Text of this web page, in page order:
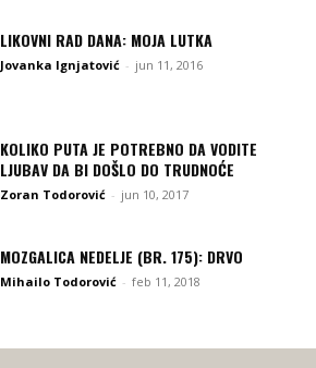
LIKOVNI RAD DANA: MOJA LUTKA
Jovanka Ignjatović - jun 11, 2016
KOLIKO PUTA JE POTREBNO DA VODITE
LJUBAV DA BI DOŠLO DO TRUDNOĆE
Zoran Todorović - jun 10, 2017
MOZGALICA NEDELJE (BR. 175): DRVO
Mihailo Todorović - feb 11, 2018